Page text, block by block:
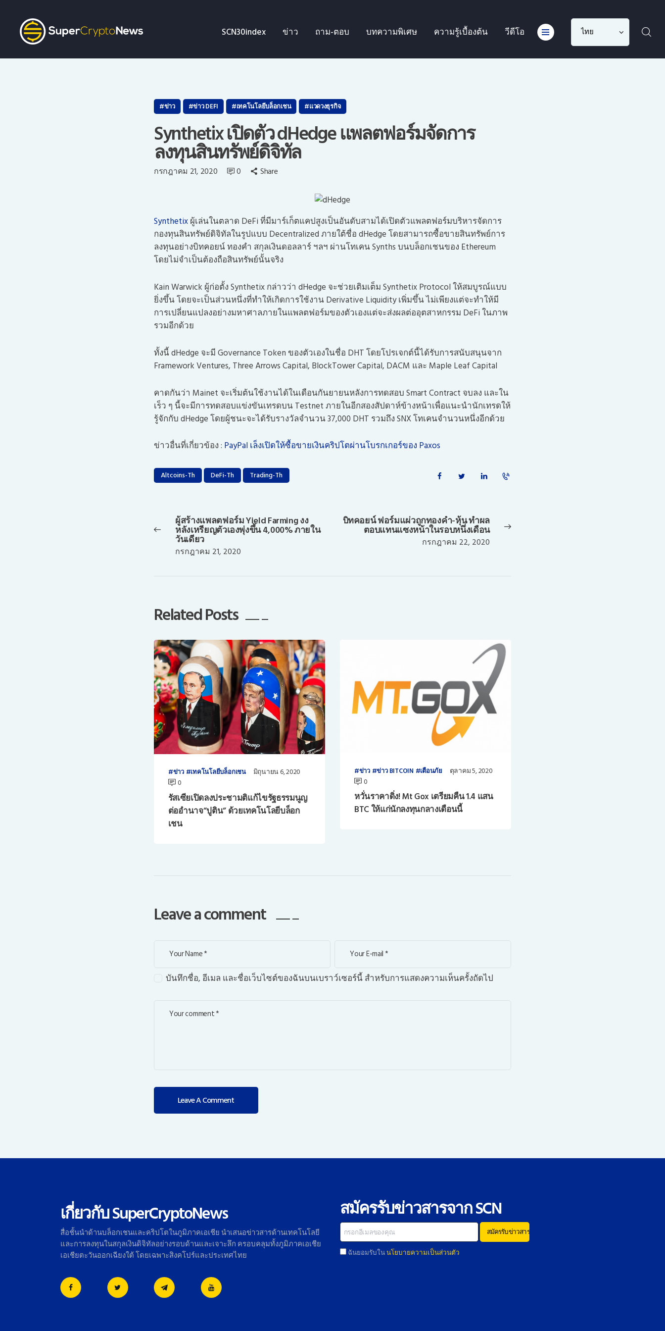
SCN30index ข่าว ถาม-ตอบ บทความพิเศษ ความรู้เบื้องต้น วีดีโอ
Choose
ข่าว
บทความพิเศษ
ความรู้เบื้องต้น
วีดีโอ
ไทย
ข่าว ข่าว DEFI เทคโนโลยีบล็อกเชน แวดวงธุรกิจ
Synthetix เปิดตัว dHedge แพลตฟอร์มจัดการ
ลงทุนสินทรัพย์ดิจิทัล
กรกฎาคม 21, 2020 0 Share
Synthetixผู้เล่นในตลาด DeFi ที่มีมาร์เก็ตแคปสูงเป็นอันดับสามได้เปิดตัวแพลตฟอร์มบริหารจัดการ
กองทุนสินทรัพย์ดิจิทัลในรูปแบบ Decentralized ภายใต้ชื่อ dHedge โดยสามารถซื้อขายสินทรัพย์การ
ลงทุนอย่างบิทคอยน์ ทองคำ สกุลเงินดอลลาร์ ฯลฯ ผ่านโทเคน Synths บนบล็อกเชนของ Ethereum
โดยไม่จำเป็นต้องถือสินทรัพย์นั้นจริง
Kain Warwick ผู้ก่อตั้ง Synthetix กล่าวว่า dHedge จะช่วยเติมเต็ม Synthetix Protocol ให้สมบูรณ์แบบ
ยิ่งขึ้น โดยจะเป็นส่วนหนึ่งที่ทำให้เกิดการใช้งาน Derivative Liquidity เพิ่มขึ้น ไม่เพียงแต่จะทำให้มี
การเปลี่ยนแปลงอย่างมหาศาลภายในแพลตฟอร์มของตัวเองแต่จะส่งผลต่ออุตสาหกรรม DeFi ในภาพ
รวมอีกด้วย
ทั้งนี้ dHedge จะมี Governance Token ของตัวเองในชื่อ DHT โดยโปรเจกต์นี้ได้รับการสนับสนุนจาก
Framework Ventures, Three Arrows Capital, BlockTower Capital, DACM และ Maple Leaf Capital
คาดกันว่า Mainet จะเริ่มต้นใช้งานได้ในเดือนกันยายนหลังการทดสอบ Smart Contract จบลง และใน
เร็ว ๆ นี้จะมีการทดสอบแข่งขันเทรดบน Testnet ภายในอีกสองสัปดาห์ข้างหน้าเพื่อแนะนำนักเทรดให้
รู้จักกับ dHedge โดยผู้ชนะจะได้รับรางวัลจำนวน 37,000 DHT รวมถึง SNX โทเคนจำนวนหนึ่งอีกด้วย
ข่าวอื่นที่เกี่ยวข้อง : PayPal เล็งเปิดให้ซื้อขายเงินคริปโตผ่านโบรกเกอร์ของ Paxos
Altcoins-Th DeFi-Th Trading-Th
เรื่องPrevious
post:
ผู้สร้างแพลตฟอร์ม Yield Farming งง
หลังเหรียญตัวเองพุ่งขึ้น 4,000% ภายใน
วันเดียว
กรกฎาคม 21, 2020
Next
post:
บิทคอยน์ ฟอร์มแผ่วถูกทองคำ-หุ้น ทำผล
ตอบแทนแซงหน้าในรอบหนึ่งเดือน
กรกฎาคม 22, 2020
Related Posts
ข่าว เทคโนโลยีบล็อกเชน
มิถุนายน 6, 2020
0
รัสเซียเปิดลงประชามติแก้ไขรัฐธรรมนูญ
ต่ออำนาจ”ปูติน” ด้วยเทคโนโลยีบล็อก
เชน
ข่าว ข่าว BITCOIN เตือนภัย
ตุลาคม 5, 2020
0
หวั่นราคาดิ่ง! Mt Gox เตรียมคืน 1.4 แสน
BTC ให้แก่นักลงทุนกลางเดือนนี้
Leave a comment
บันทึกชื่อ, อีเมล และชื่อเว็บไซต์ของฉันบนเบราว์เซอร์นี้ สำหรับการแสดงความเห็นครั้งถัดไป
เกี่ยวกับ SuperCryptoNews
สื่อชั้นนำด้านบล็อกเชนและคริปโตในภูมิภาคเอเชีย นำเสนอข่าวสารด้านเทคโนโลยี
และการลงทุนในสกุลเงินดิจิทัลอย่างรอบด้านและเจาะลึก ครอบคลุมทั้งภูมิภาคเอเชีย
เอเชียตะวันออกเฉียงใต้ โดยเฉพาะสิงคโปร์และประเทศไทย
สมัครรับข่าวสารจาก SCN
ฉันยอมรับในนโยบายความเป็นส่วนตัว